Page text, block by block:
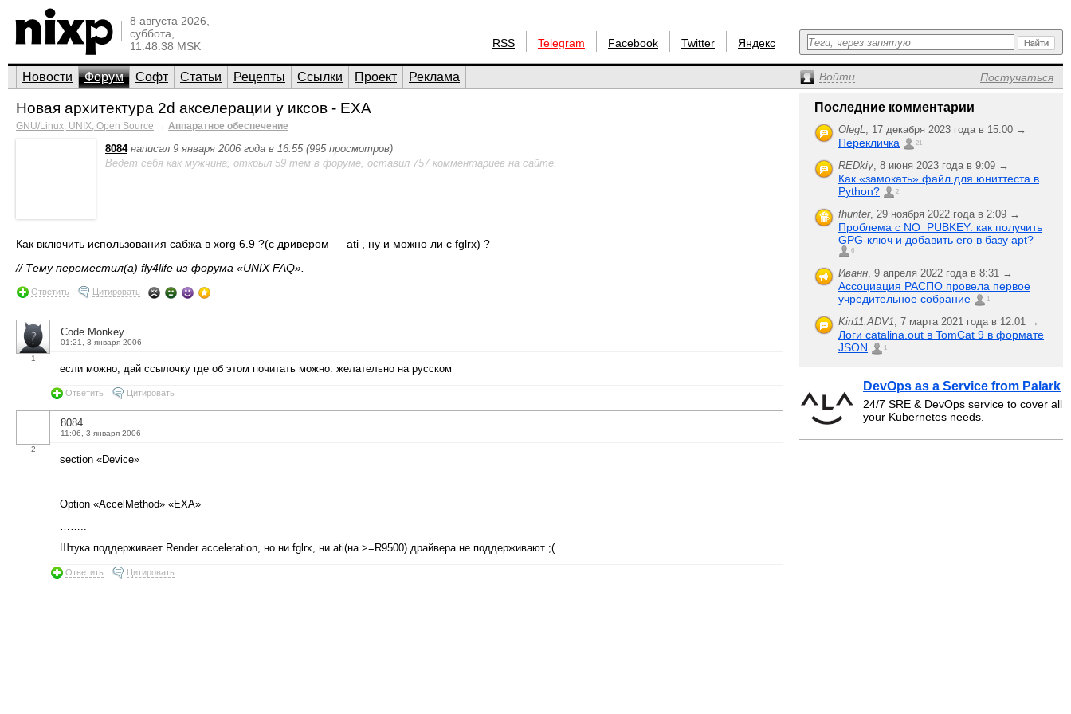
8 августа 2026,
суббота,
11:48:38 MSK
RSS Telegram Facebook Twitter Яндекс
Новости Форум Софт Статьи Рецепты Ссылки Проект Реклама Войти Постучаться
Новая архитектура 2d акселерации у иксов - EXA
GNU/Linux, UNIX, Open Source → Аппаратное обеспечение
8084 написал 9 января 2006 года в 16:55 (995 просмотров)
Ведет себя как мужчина; открыл 59 тем в форуме, оставил 757 комментариев на сайте.
Как включить использования сабжа в xorg 6.9 ?(с дривером — ati , ну и можно ли с fglrx) ?
// Тему переместил(а) fly4life из форума «UNIX FAQ».
Ответить Цитировать
1
Code Monkey
01:21, 3 января 2006
если можно, дай ссылочку где об этом почитать можно. желательно на русском
Ответить Цитировать
2
8084
11:06, 3 января 2006
section «Device»
Option «AccelMethod» «EXA»
Штука поддерживает Render acceleration, но ни fglrx, ни ati(на >=R9500) драйвера не поддерживают ;(
Ответить Цитировать
Последние комментарии
OlegL, 17 декабря 2023 года в 15:00 →
Перекличка 21
REDkiy, 8 июня 2023 года в 9:09 →
Как «замокать» файл для юниттеста в
Python?
2
fhunter, 29 ноября 2022 года в 2:09 →
Проблема с NO_PUBKEY: как получить
GPG-ключ и добавить его в базу apt?
6
Иванн, 9 апреля 2022 года в 8:31 →
Ассоциация РАСПО провела первое
учредительное собрание
1
Kiri11.ADV1, 7 марта 2021 года в 12:01 →
Логи catalina.out в TomCat 9 в формате
JSON
1
DevOps as a Service from Palark
24/7 SRE & DevOps service to cover all
your Kubernetes needs.